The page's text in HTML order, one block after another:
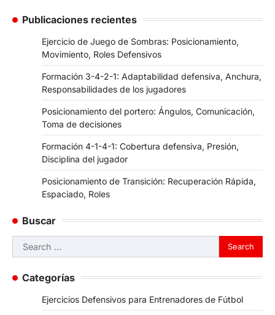
Publicaciones recientes
Ejercicio de Juego de Sombras: Posicionamiento,
Movimiento, Roles Defensivos
Formación 3-4-2-1: Adaptabilidad defensiva, Anchura,
Responsabilidades de los jugadores
Posicionamiento del portero: Ángulos, Comunicación,
Toma de decisiones
Formación 4-1-4-1: Cobertura defensiva, Presión,
Disciplina del jugador
Posicionamiento de Transición: Recuperación Rápida,
Espaciado, Roles
Buscar
Search
for:
Categorías
Ejercicios Defensivos para Entrenadores de Fútbol